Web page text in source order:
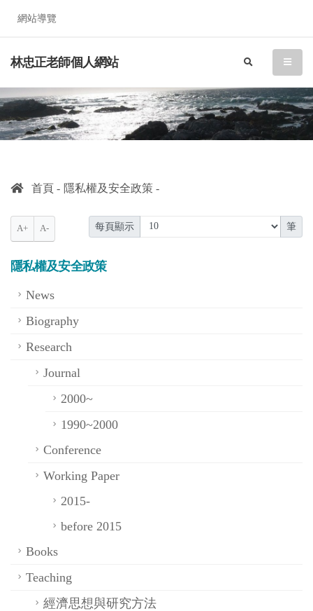
網站導覽
林忠正老師個人網站 menu
search
首頁 隱私權及安全政策
A+ A- 每頁顯示 筆
隱私權及安全政策
News
Biography
Research
Journal
2000~
1990~2000
Conference
Working Paper
2015-
before 2015
Books
Teaching
經濟思想與研究方法